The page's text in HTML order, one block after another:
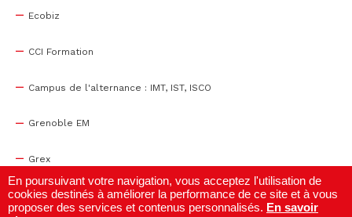
Ecobiz
CCI Formation
Campus de l'alternance : IMT, IST, ISCO
Grenoble EM
Grex
WTC Grenoble
En poursuivant votre navigation, vous acceptez l'utilisation de
cookies destinés à améliorer la performance de ce site et à vous
proposer des services et contenus personnalisés. En savoir